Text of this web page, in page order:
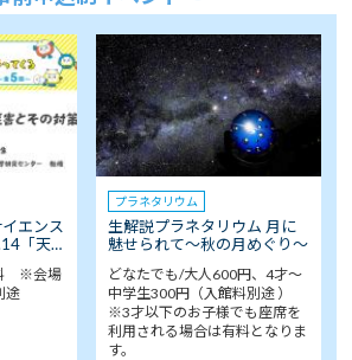
エンス
「天…
※会場
途
プラネタリウム
生解説プラネタリウム 月に
魅せられて～秋の月めぐり～
どなたでも/大人600円、4才～
中学生300円（入館料別途 ）
※3才以下のお子様でも座席を
利用される場合は有料となりま
す。